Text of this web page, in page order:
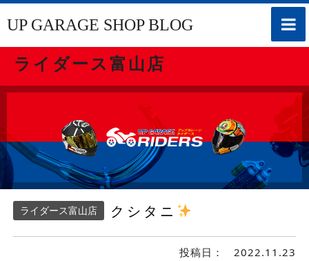
toggle
UP GARAGE SHOP BLOG
ライダース富山店
ライダース富山店 クシタニ
投稿日： 2022.11.23